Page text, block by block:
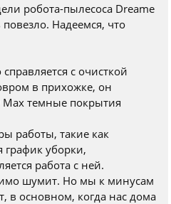
робота-пылесоса Dreame
Надеемся, что
с очисткой
в прихожке, он
Max темные покрытия
работы, такие как
график уборки,
работа с ней.
шумит. Но мы к минусам
в основном, когда нас дома